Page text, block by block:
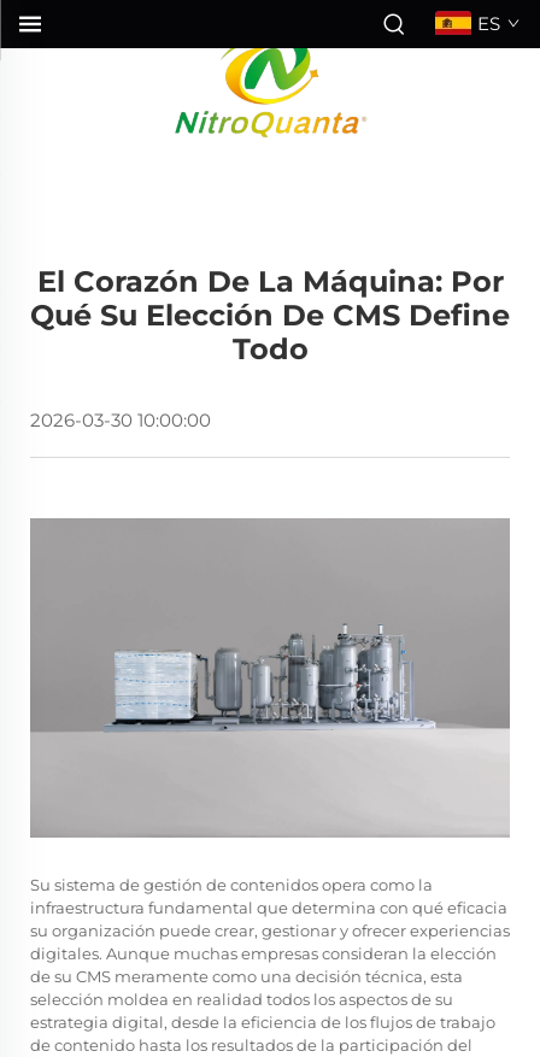
ES
El Corazón De La Máquina: Por
Qué Su Elección De CMS Define
Todo
2026-03-30 10:00:00
Su sistema de gestión de contenidos opera como la
infraestructura fundamental que determina con qué eficacia
su organización puede crear, gestionar y ofrecer experiencias
digitales. Aunque muchas empresas consideran la elección
de su CMS meramente como una decisión técnica, esta
selección moldea en realidad todos los aspectos de su
estrategia digital, desde la eficiencia de los flujos de trabajo
de contenido hasta los resultados de la participación del